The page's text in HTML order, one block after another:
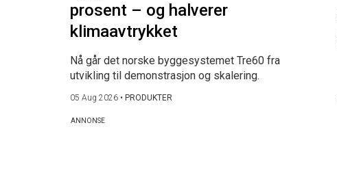
prosent – og halverer
klimaavtrykket
Nå går det norske byggesystemet Tre60 fra
utvikling til demonstrasjon og skalering.
05 Aug 2026 • PRODUKTER